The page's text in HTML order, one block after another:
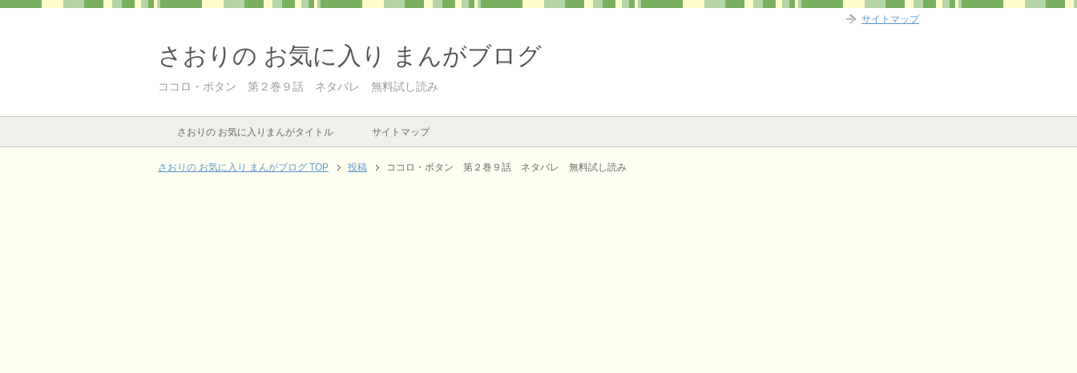
さおりの お気に入り まんがブログ
ココロ・ボタン 第２巻９話 ネタバレ 無料試し読み
さおりの お気に入りまんがタイトル サイトマップ
さおりの お気に入り まんがブログ TOP 投稿 ココロ・ボタン 第２巻９話 ネタバレ 無料試し読み
サイトマップ